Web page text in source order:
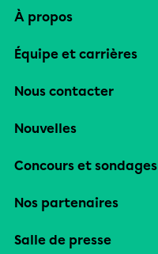
À propos
Équipe et carrières
Nous contacter
Nouvelles
Concours et sondages
Nos partenaires
Salle de presse